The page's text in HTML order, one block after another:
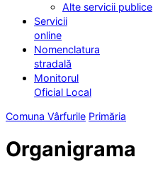
Alte servicii publice
Servicii
online
Nomenclatura
stradală
Monitorul
Oficial Local
Comuna Vârfurile Primăria
Organigrama